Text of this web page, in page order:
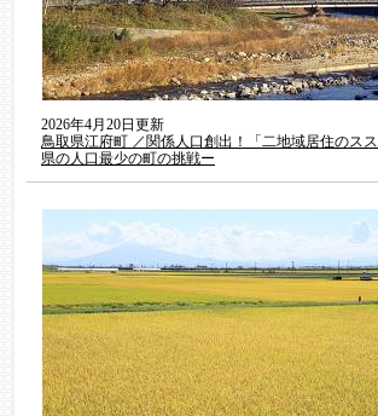
2026年4月20日更新
鳥取県江府町 ／関係人口創出！「二地域居住のス
県の人口最少の町の挑戦ー